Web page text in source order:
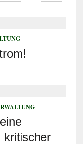
kritischer